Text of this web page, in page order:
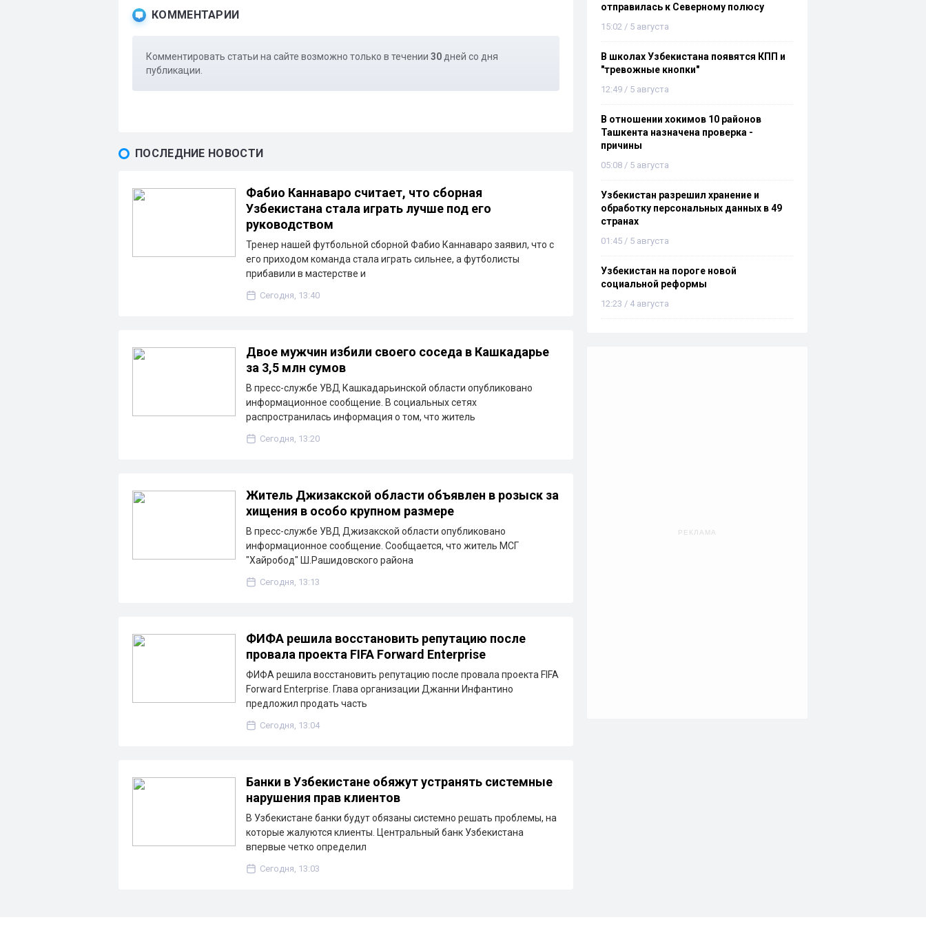
КОММЕНТАРИИ
Комментировать статьи на сайте возможно только в течении 30дней со дня
публикации.
ПОСЛЕДНИЕ НОВОСТИ
Фабио Каннаваро считает, что сборная
Узбекистана стала играть лучше под его
руководством
Тренер нашей футбольной сборной Фабио Каннаваро заявил, что с
его приходом команда стала играть сильнее, а футболисты
прибавили в мастерстве и
Сегодня, 13:40
Двое мужчин избили своего соседа в Кашкадарье
за 3,5 млн сумов
В пресс-службе УВД Кашкадарьинской области опубликовано
информационное сообщение. В социальных сетях
распространилась информация о том, что житель
Сегодня, 13:20
Житель Джизакской области объявлен в розыск за
хищения в особо крупном размере
В пресс-службе УВД Джизакской области опубликовано
информационное сообщение. Сообщается, что житель МСГ
"Хайробод" Ш.Рашидовского района
Сегодня, 13:13
ФИФА решила восстановить репутацию после
провала проекта FIFA Forward Enterprise
ФИФА решила восстановить репутацию после провала проекта FIFA
Forward Enterprise. Глава организации Джанни Инфантино
предложил продать часть
Сегодня, 13:04
Банки в Узбекистане обяжут устранять системные
нарушения прав клиентов
В Узбекистане банки будут обязаны системно решать проблемы, на
которые жалуются клиенты. Центральный банк Узбекистана
впервые четко определил
Сегодня, 13:03
отправилась к Северному полюсу
15:02 / 5 августа
В школах Узбекистана появятся КПП и
"тревожные кнопки"
12:49 / 5 августа
В отношении хокимов 10 районов
Ташкента назначена проверка -
причины
05:08 / 5 августа
Узбекистан разрешил хранение и
обработку персональных данных в 49
странах
01:45 / 5 августа
Узбекистан на пороге новой
социальной реформы
12:23 / 4 августа